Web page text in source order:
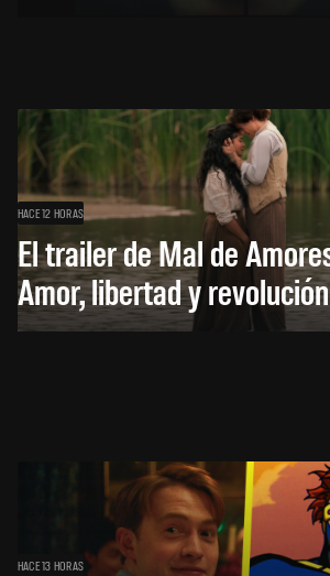
HACE 12 HORAS
El trailer de Mal de
Amor, libertad y revolución
HACE 13 HORAS